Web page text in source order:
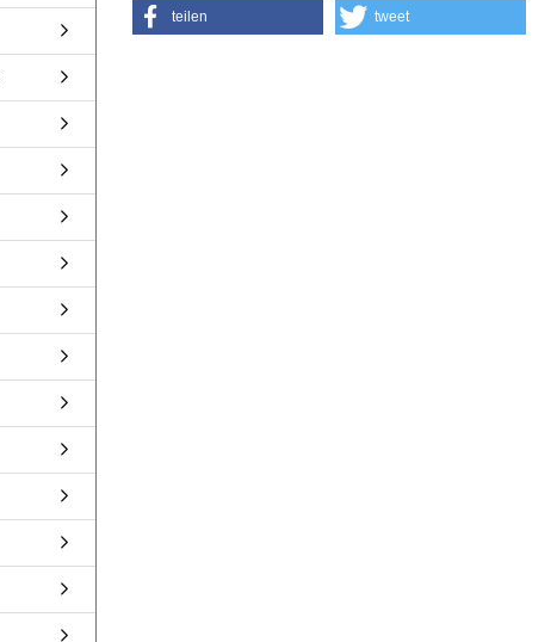
teilen tweet